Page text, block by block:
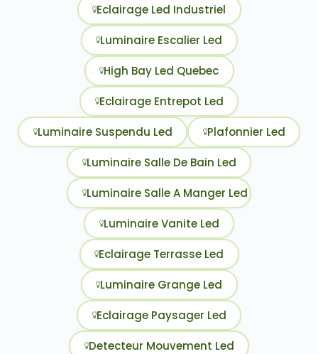
Eclairage Led Industriel
Luminaire Escalier Led
High Bay Led Quebec
Eclairage Entrepot Led
Luminaire Suspendu Led Plafonnier Led
Luminaire Salle De Bain Led
Luminaire Salle A Manger Led
Luminaire Vanite Led
Eclairage Terrasse Led
Luminaire Grange Led
Eclairage Paysager Led
Detecteur Mouvement Led